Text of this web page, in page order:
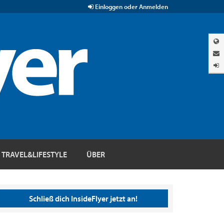
Einloggen oder Anmelden
TRAVEL&LIFESTYLE ÜBER
Schließ dich InsideFlyer jetzt an!